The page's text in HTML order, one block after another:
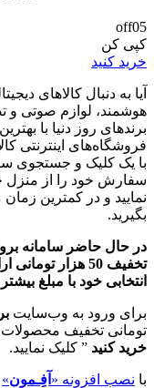
off05
کپی کن
خرید کنید
آیا به دنبال کالاهای
هوشمند، لوازم صوتی و
برندهای روز دنیا با
فروشگاه‌های اینترنتی
با یک کلیک و جستجوی
سفارش خود را از منزل
نمایید و در کمترین
بگیرید.
در حال حاضر سامانه
تخفیف 50 هزار
انتخابی خود با مبلغ بیشتر از 5 میلیون استفاده
برای ورود به وب‌سایت
تومانی تخفیف
خریدکنید ” کلیک نمایید.
با نصب افزونه « آفِـمون»